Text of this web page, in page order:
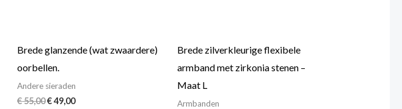
Brede glanzende (wat zwaardere)
oorbellen.
Andere sieraden
€55,00€49,00
Brede zilverkleurige flexibele
armband met zirkonia stenen –
Maat L
Armbanden